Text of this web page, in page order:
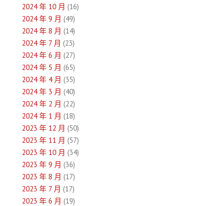
2024 年 10 月 (16)
2024 年 9 月 (49)
2024 年 8 月 (14)
2024 年 7 月 (23)
2024 年 6 月 (27)
2024 年 5 月 (65)
2024 年 4 月 (35)
2024 年 3 月 (40)
2024 年 2 月 (22)
2024 年 1 月 (18)
2023 年 12 月 (50)
2023 年 11 月 (57)
2023 年 10 月 (34)
2023 年 9 月 (36)
2023 年 8 月 (17)
2023 年 7 月 (17)
2023 年 6 月 (19)